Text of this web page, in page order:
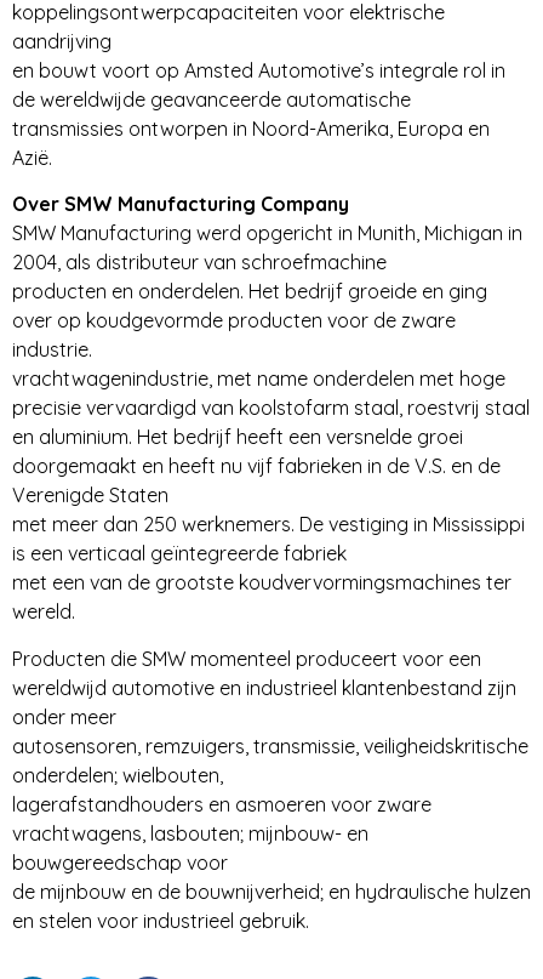
koppelingsontwerpcapaciteiten voor elektrische
aandrijving
en bouwt voort op Amsted Automotive’s integrale rol in
de wereldwijde geavanceerde automatische
transmissies ontworpen in Noord-Amerika, Europa en
Azië.
Over SMW Manufacturing Company
SMW Manufacturing werd opgericht in Munith, Michigan in
2004, als distributeur van schroefmachine
producten en onderdelen. Het bedrijf groeide en ging
over op koudgevormde producten voor de zware
industrie.
vrachtwagenindustrie, met name onderdelen met hoge
precisie vervaardigd van koolstofarm staal, roestvrij staal
en aluminium. Het bedrijf heeft een versnelde groei
doorgemaakt en heeft nu vijf fabrieken in de V.S. en de
Verenigde Staten
met meer dan 250 werknemers. De vestiging in Mississippi
is een verticaal geïntegreerde fabriek
met een van de grootste koudvervormingsmachines ter
wereld.
Producten die SMW momenteel produceert voor een
wereldwijd automotive en industrieel klantenbestand zijn
onder meer
autosensoren, remzuigers, transmissie, veiligheidskritische
onderdelen; wielbouten,
lagerafstandhouders en asmoeren voor zware
vrachtwagens, lasbouten; mijnbouw- en
bouwgereedschap voor
de mijnbouw en de bouwnijverheid; en hydraulische hulzen
en stelen voor industrieel gebruik.